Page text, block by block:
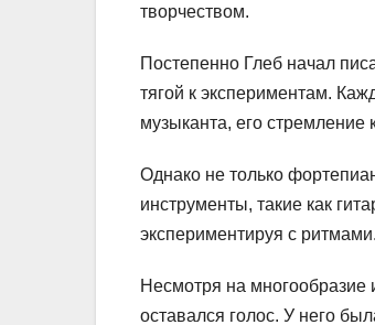
творчеством.
Постепенно Глеб начал
тягой к экспериментам.
музыканта, его
Однако не только
инструменты, такие как
экспериментируя с ритмами.
Несмотря на многообразие
оставался голос. У него